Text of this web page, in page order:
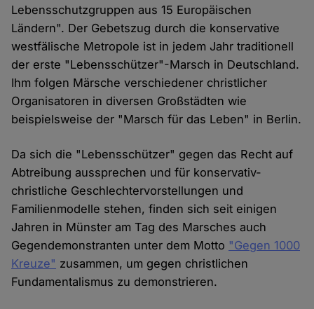
Lebensschutzgruppen aus 15 Europäischen
Ländern". Der Gebetszug durch die konservative
westfälische Metropole ist in jedem Jahr traditionell
der erste "Lebensschützer"-Marsch in Deutschland.
Ihm folgen Märsche verschiedener christlicher
Organisatoren in diversen Großstädten wie
beispielsweise der "Marsch für das Leben" in Berlin.
Da sich die "Lebensschützer" gegen das Recht auf
Abtreibung aussprechen und für konservativ-
christliche Geschlechtervorstellungen und
Familienmodelle stehen, finden sich seit einigen
Jahren in Münster am Tag des Marsches auch
Gegendemonstranten unter dem Motto "Gegen 1000
Kreuze" zusammen, um gegen christlichen
Fundamentalismus zu demonstrieren.